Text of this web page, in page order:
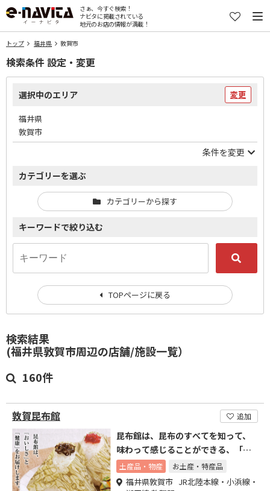
さぁ、今すぐ検索！
ナビタに掲載されている
地元のお店の情報が満載！
トップ 福井県 敦賀市
検索結果
(福井県敦賀市周辺の店舗/施設一覧）
160件
敦賀昆布館 追加
昆布館は、昆布のすべてを知って、
味わって感じることができる、「昆
布の博物館」です。
土産品・物産 お土産・特産品
福井県敦賀市 JR北陸本線・小浜線・
検索条件 設定・変更
選択中のエリア 変更
福井県
敦賀市
条件を変更
カテゴリーを選ぶ
カテゴリーから探す
キーワードで絞り込む
TOPページに戻る